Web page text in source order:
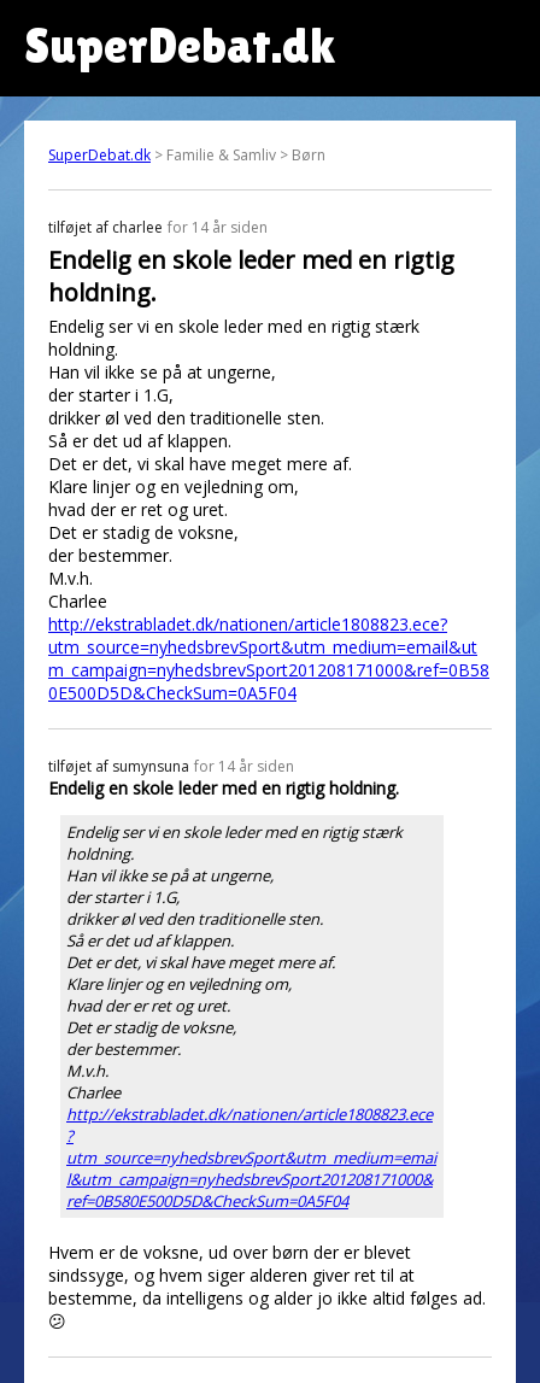
SuperDebat.dk
SuperDebat.dk > Familie & Samliv > Børn
tilføjet af charlee for 14 år siden
Endelig en skole leder med en rigtig
holdning.
Endelig ser vi en skole leder med en rigtig stærk
holdning.
Han vil ikke se på at ungerne,
der starter i 1.G,
drikker øl ved den traditionelle sten.
Så er det ud af klappen.
Det er det, vi skal have meget mere af.
Klare linjer og en vejledning om,
hvad der er ret og uret.
Det er stadig de voksne,
der bestemmer.
M.v.h.
Charlee
http://ekstrabladet.dk/nationen/article1808823.ece?
utm_source=nyhedsbrevSport&utm_medium=email&ut
m_campaign=nyhedsbrevSport201208171000&ref=0B58
0E500D5D&CheckSum=0A5F04
tilføjet af sumynsuna for 14 år siden
Endelig en skole leder med en rigtig holdning.
Endelig ser vi en skole leder med en rigtig stærk
holdning.
Han vil ikke se på at ungerne,
der starter i 1.G,
drikker øl ved den traditionelle sten.
Så er det ud af klappen.
Det er det, vi skal have meget mere af.
Klare linjer og en vejledning om,
hvad der er ret og uret.
Det er stadig de voksne,
der bestemmer.
M.v.h.
Charlee
http://ekstrabladet.dk/nationen/article1808823.ece
?
utm_source=nyhedsbrevSport&utm_medium=emai
l&utm_campaign=nyhedsbrevSport201208171000&
ref=0B580E500D5D&CheckSum=0A5F04
Hvem er de voksne, ud over børn der er blevet
sindssyge, og hvem siger alderen giver ret til at
bestemme, da intelligens og alder jo ikke altid følges ad.
😕